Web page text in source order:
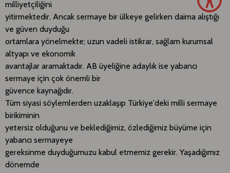
milliyetçiliğini
yitirmektedir. Ancak sermaye bir ülkeye gelirken daima alıştığı
ve güven duyduğu
ortamlara yönelmekte; uzun vadeli istikrar, sağlam kurumsal
altyapı ve ekonomik
avantajlar aramaktadır. AB üyeliğine adaylık ise yabancı
sermaye için çok önemli bir
güvence kaynağıdır.
Tüm siyasi söylemlerden uzaklaşıp Türkiye'deki milli sermaye
birikiminin
yetersiz olduğunu ve beklediğimiz, özlediğimiz büyüme için
yabancı sermayeye
gereksinme duyduğumuzu kabul etmemiz gerekir. Yaşadığımız
dönemde